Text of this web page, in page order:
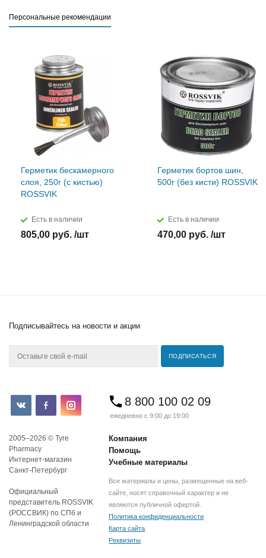
Персональные рекомендации
Герметик бескамерного
слоя, 250г (с кистью)
ROSSVIK
Есть в наличии
805,00 руб. /шт
Герметик бортов шин,
500г (без кисти) ROSSVIK
Есть в наличии
470,00 руб. /шт
Подписывайтесь на новости и акции
8 800 100 02 09
ежедневно с 9:00 до 19:00
2005–2026 © Tyre
Pharmacy
Интернет-магазин
Санкт-Петербург
Официальный
представитель ROSSVIK
(РОССВИК) по СПб и
Ленинградской области
Компания
Помощь
Учебные материалы
Все материалы и цены, размещенные на веб-
сайте, носят справочный характер и не
являются публичной офертой.
Политика конфиденциальности
Карта сайта
Реквизиты